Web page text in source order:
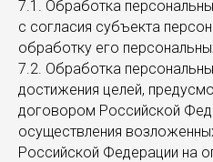
7.1. Обработка
с согласия субъекта
обработку его
7.2. Обработка
достижения целей,
договором Российской
осуществления
Российской Федерации на